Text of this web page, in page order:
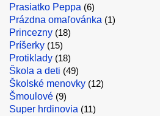
Prasiatko Peppa (6)
Prázdna omaľovánka (1)
Princezny (18)
Príšerky (15)
Protiklady (18)
Škola a deti (49)
Školské menovky (12)
Šmoulové (9)
Super hrdinovia (11)